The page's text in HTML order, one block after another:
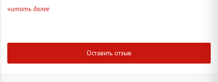
читать далее
Оставить отзыв